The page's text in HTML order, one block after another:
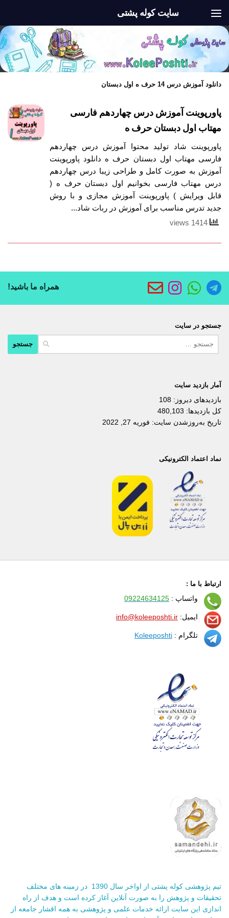
سایت کوله پشتی
دانلود آموزش درس 14 حرف ه اول دبستان
پاورپوینت آموزش درس چهاردهم فارسی
مهتاب اول دبستان حرف ه
پاورپوینت شاد تولید محتوا آموزش درس چهاردهم
فارسی مهتاب اول دبستان حرف ه دانلود پاورپوینت
آموزش به صورت کامل و طراحی زیبا درس چهاردهم
درس مهتاب فارسی بخوانیم اول دبستان حرف ه (
قابل ویرایش ) پاورپوینت آموزش مجازی و با روش
جدید تدرس مناسب برای آموزش در ربات شاد...
همراه ما باشید!
جستجو در سایت
آمار بازدید سایت
بازدیدهای دیروز: 108
کل بازدیدها: 480,103
تاریخ به‌روزشدن سایت: فوریه 27, 2022
نماد اعتماد الکترونیکی
ارتباط با ما :
واتساپ : 09224634125
ایمیل: info@koleeposhti.ir
تلگرام : Koleeposhti
تیم پژوهشی کوله پشتی از اواخر سال 1390 در زمینه های مختلف
تحقیقات و پژوهش را به صورت آنلاین آغاز کرده است و هدف از راه
اندازی این سایت ارائه خدمات علمی و پژوهشی به همه اقشار جامعه از